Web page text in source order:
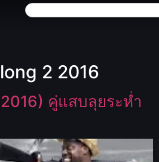
2 2016
คู่แสบลุยระห่ำ